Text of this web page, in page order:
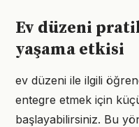
Ev düzeni
yaşama etkisi
ev düzeni ile ilgili
entegre etmek için
başlayabilirsiniz. Bu